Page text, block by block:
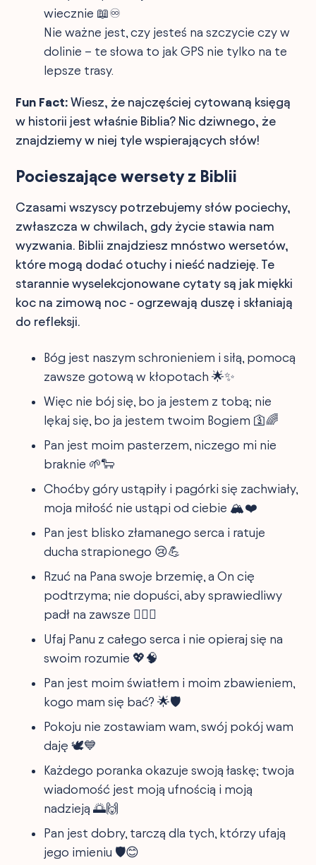
wiecznie 📖♾️
Nie ważne jest, czy jesteś na szczycie czy w
dolinie – te słowa to jak GPS nie tylko na te
lepsze trasy.
Fun Fact: Wiesz, że najczęściej cytowaną księgą
w historii jest właśnie Biblia? Nic dziwnego, że
znajdziemy w niej tyle wspierających słów!
Pocieszające wersety z Biblii
Czasami wszyscy potrzebujemy słów pociechy,
zwłaszcza w chwilach, gdy życie stawia nam
wyzwania. Biblii znajdziesz mnóstwo wersetów,
które mogą dodać otuchy i nieść nadzieję. Te
starannie wyselekcjonowane cytaty są jak miękki
koc na zimową noc - ogrzewają duszę i skłaniają
do refleksji.
Bóg jest naszym schronieniem i siłą, pomocą
zawsze gotową w kłopotach 🌟✨
Więc nie bój się, bo ja jestem z tobą; nie
lękaj się, bo ja jestem twoim Bogiem 🛐🌈
Pan jest moim pasterzem, niczego mi nie
braknie 🌱🐑
Choćby góry ustąpiły i pagórki się zachwiały,
moja miłość nie ustąpi od ciebie 🏔️❤️
Pan jest blisko złamanego serca i ratuje
ducha strapionego 😢💪
Rzuć na Pana swoje brzemię, a On cię
podtrzyma; nie dopuści, aby sprawiedliwy
padł na zawsze 🏋️‍♂️🙏
Ufaj Panu z całego serca i nie opieraj się na
swoim rozumie 💖🧠
Pan jest moim światłem i moim zbawieniem,
kogo mam się bać? 🌟🛡️
Pokoju nie zostawiam wam, swój pokój wam
daję 🕊️💙
Każdego poranka okazuje swoją łaskę; twoja
wiadomość jest moją ufnością i moją
nadzieją 🌅🙌
Pan jest dobry, tarczą dla tych, którzy ufają
jego imieniu 🛡️😊